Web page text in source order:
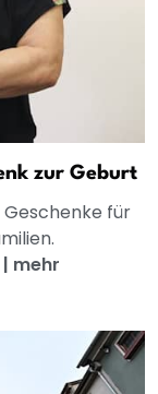
zur Geburt
für
| mehr